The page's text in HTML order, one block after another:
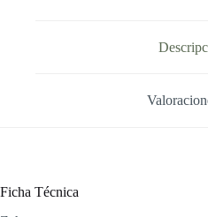
Ficha Técnica